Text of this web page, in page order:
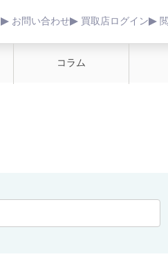
お問い合わせ 買取店ログイン
コラム